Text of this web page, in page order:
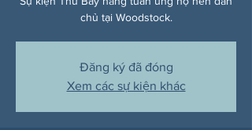
chủ tại Woodstock.
Đăng ký đã đóng
Xem các sự kiện khác